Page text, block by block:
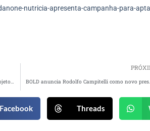
nutricia-apresenta-campanha-para-
BOLD anuncia Rodolfo Campitelli como novo presidente
Facebook Threads